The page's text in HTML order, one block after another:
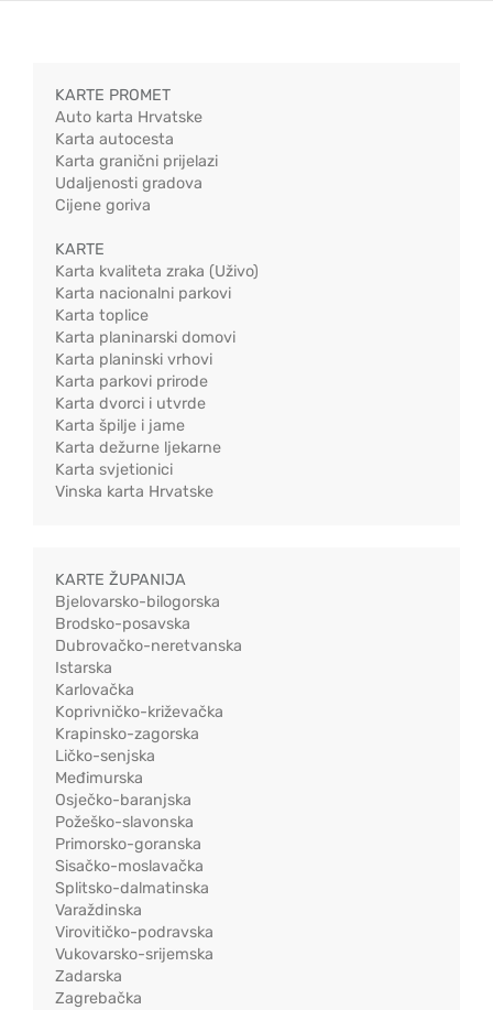
KARTE PROMET
Auto karta Hrvatske
Karta autocesta
Karta granični prijelazi
Udaljenosti gradova
Cijene goriva
KARTE
Karta kvaliteta zraka (Uživo)
Karta nacionalni parkovi
Karta toplice
Karta planinarski domovi
Karta planinski vrhovi
Karta parkovi prirode
Karta dvorci i utvrde
Karta špilje i jame
Karta dežurne ljekarne
Karta svjetionici
Vinska karta Hrvatske
KARTE ŽUPANIJA
Bjelovarsko-bilogorska
Brodsko-posavska
Dubrovačko-neretvanska
Istarska
Karlovačka
Koprivničko-križevačka
Krapinsko-zagorska
Ličko-senjska
Međimurska
Osječko-baranjska
Požeško-slavonska
Primorsko-goranska
Sisačko-moslavačka
Splitsko-dalmatinska
Varaždinska
Virovitičko-podravska
Vukovarsko-srijemska
Zadarska
Zagrebačka